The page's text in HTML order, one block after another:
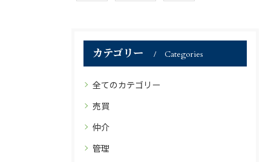
カテゴリー Categories
全てのカテゴリー
売買
仲介
管理